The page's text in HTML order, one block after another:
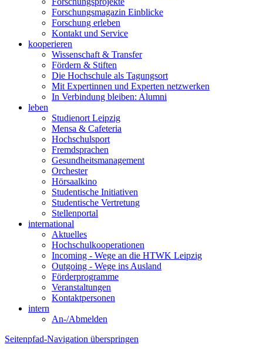
Forschungsmagazin Einblicke
Forschung erleben
Kontakt und Service
kooperieren
Wissenschaft & Transfer
Fördern & Stiften
Die Hochschule als Tagungsort
Mit Expertinnen und Experten netzwerken
In Verbindung bleiben: Alumni
leben
Studienort Leipzig
Mensa & Cafeteria
Hochschulsport
Fremdsprachen
Gesundheitsmanagement
Orchester
Hörsaalkino
Studentische Initiativen
Studentische Vertretung
Stellenportal
international
Aktuelles
Hochschulkooperationen
Incoming - Wege an die HTWK Leipzig
Outgoing - Wege ins Ausland
Förderprogramme
Veranstaltungen
Kontaktpersonen
intern
An-/Abmelden
Seitenpfad-Navigation überspringen